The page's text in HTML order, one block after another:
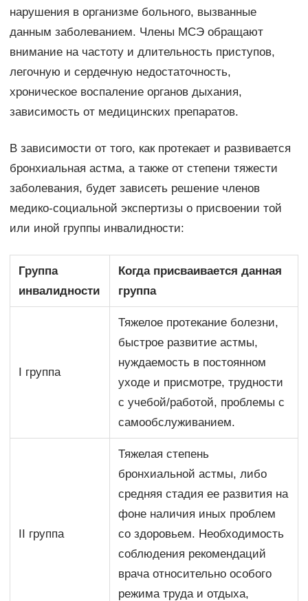
нарушения в организме больного, вызванные
данным заболеванием. Члены МСЭ обращают
внимание на частоту и длительность приступов,
легочную и сердечную недостаточность,
хроническое воспаление органов дыхания,
зависимость от медицинских препаратов.
В зависимости от того, как протекает и развивается
бронхиальная астма, а также от степени тяжести
заболевания, будет зависеть решение членов
медико-социальной экспертизы о присвоении той
или иной группы инвалидности:
Группа
инвалидности
Когда присваивается данная
группа
I группа
Тяжелое протекание болезни,
быстрое развитие астмы,
нуждаемость в постоянном
уходе и присмотре, трудности
с учебой/работой, проблемы с
самообслуживанием.
II группа
Тяжелая степень
бронхиальной астмы, либо
средняя стадия ее развития на
фоне наличия иных проблем
со здоровьем. Необходимость
соблюдения рекомендаций
врача относительно особого
режима труда и отдыха,